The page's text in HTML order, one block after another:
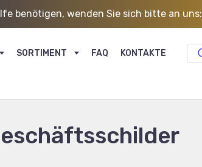
benötigen, wenden Sie sich bitte an uns:
SORTIMENT FAQ KONTAKTE